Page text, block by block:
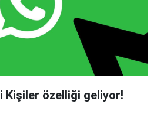
Kişiler özelliği geliyor!